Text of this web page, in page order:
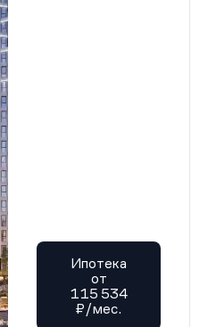
Ипотека
от
115 534
₽/мес.